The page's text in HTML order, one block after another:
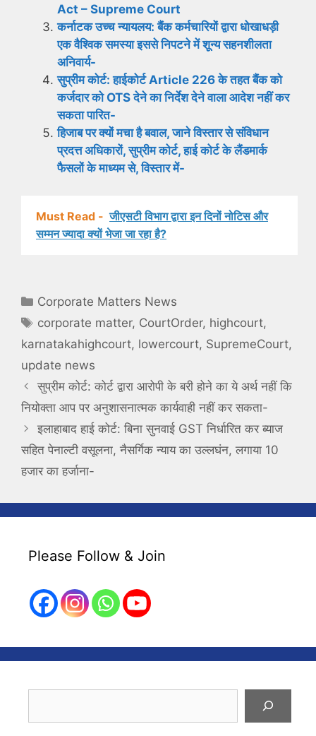
Act – Supreme Court
कर्नाटक उच्च न्यायलय: बैंक कर्मचारियों द्वारा धोखाधड़ी
एक वैश्विक समस्या इससे निपटने में शून्य सहनशीलता
अनिवार्य-
सुप्रीम कोर्ट: हाईकोर्ट Article 226 के तहत बैंक को
कर्जदार को OTS देने का निर्देश देने वाला आदेश नहीं कर
सकता पारित-
हिजाब पर क्यों मचा है बवाल, जाने विस्तार से संविधान
प्रदत्त अधिकारों, सुप्रीम कोर्ट, हाई कोर्ट के लैंडमार्क
फैसलों के माध्यम से, विस्तार में-
Must Read - जीएसटी विभाग द्वारा इन दिनों नोटिस और
सम्मन ज्यादा क्यों भेजा जा रहा है?
Categories
Corporate Matters News
Tags
corporate matter, CourtOrder, highcourt,
karnatakahighcourt, lowercourt, SupremeCourt,
update news
सुप्रीम कोर्ट: कोर्ट द्वारा आरोपी के बरी होने का ये अर्थ नहीं कि
नियोक्ता आप पर अनुशासनात्मक कार्यवाही नहीं कर सकता-
इलाहाबाद हाई कोर्ट: बिना सुनवाई GST निर्धारित कर ब्याज
सहित पेनाल्टी वसूलना, नैसर्गिक न्याय का उल्लघंन, लगाया 10
हजार का हर्जाना-
Please Follow & Join